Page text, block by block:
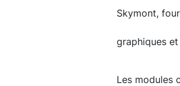
Skymont,
graphiques
Les modules